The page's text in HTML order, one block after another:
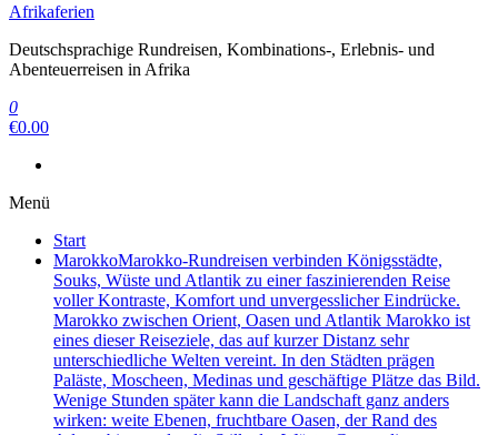
Afrikaferien
Deutschsprachige Rundreisen, Kombinations-, Erlebnis- und
Abenteuerreisen in Afrika
0
€0.00
Menü
Start
MarokkoMarokko-Rundreisen verbinden Königsstädte,
Souks, Wüste und Atlantik zu einer faszinierenden Reise
voller Kontraste, Komfort und unvergesslicher Eindrücke.
Marokko zwischen Orient, Oasen und Atlantik Marokko ist
eines dieser Reiseziele, das auf kurzer Distanz sehr
unterschiedliche Welten vereint. In den Städten prägen
Paläste, Moscheen, Medinas und geschäftige Plätze das Bild.
Wenige Stunden später kann die Landschaft ganz anders
wirken: weite Ebenen, fruchtbare Oasen, der Rand des